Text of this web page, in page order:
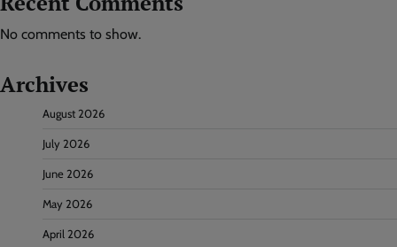
No comments to show.
Archives
August 2026
July 2026
June 2026
May 2026
April 2026